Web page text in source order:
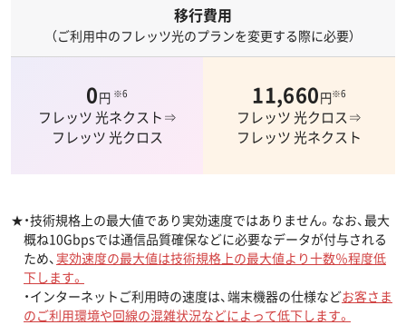
移行費用
（ご利用中のフレッツ光のプランを変更する際に必要）
0円 ※6
フレッツ 光ネクスト⇒
フレッツ 光クロス
11,660円※6
フレッツ 光クロス⇒
フレッツ 光ネクスト
★・技術規格上の最大値であり実効速度ではありません。なお、最大
概ね10Gbpsでは通信品質確保などに必要なデータが付与される
ため、 実効速度の最大値は技術規格上の最大値より十数％程度低
下します。
・インターネットご利用時の速度は、端末機器の仕様などお客さま
のご利用環境や回線の混雑状況などによって低下します。